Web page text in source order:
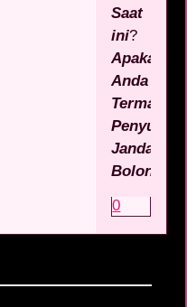
Saat
ini?
Apakah
Anda
Termasuk
Penyuka
Janda
Bolong
0